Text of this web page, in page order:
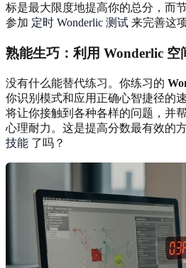
标是最大限度地提高你的总分，而
参加 定时 Wonderlic 测试 来完善这
熟能生巧：利用 Wonderlic 空
没有什么能替代练习。你练习的
你识别模式和应用正确心智捷径的
将让你接触到各种各样的问题，并
心理耐力。这是提高分数最有效的
技能 了吗？